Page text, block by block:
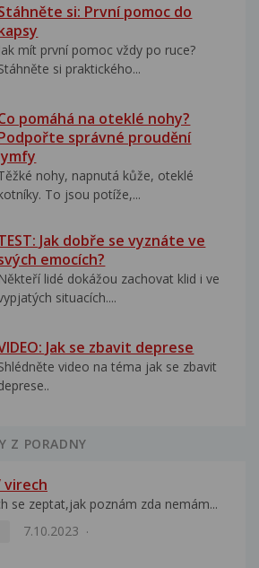
si: První pomoc do
Jak mít první pomoc vždy po ruce?
si praktického...
pomáhá na oteklé nohy?
správné proudění
nohy, napnutá kůže, oteklé
To jsou potíže,...
Jak dobře se vyznáte ve
emocích?
Někteří lidé dokážou zachovat klid i ve
situacích....
Jak se zbavit deprese
video na téma jak se zbavit
Z PORADNY
virech
se zeptat,jak poznám zda nemám...
7.10.2023